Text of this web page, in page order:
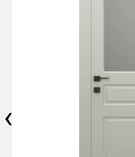
‹